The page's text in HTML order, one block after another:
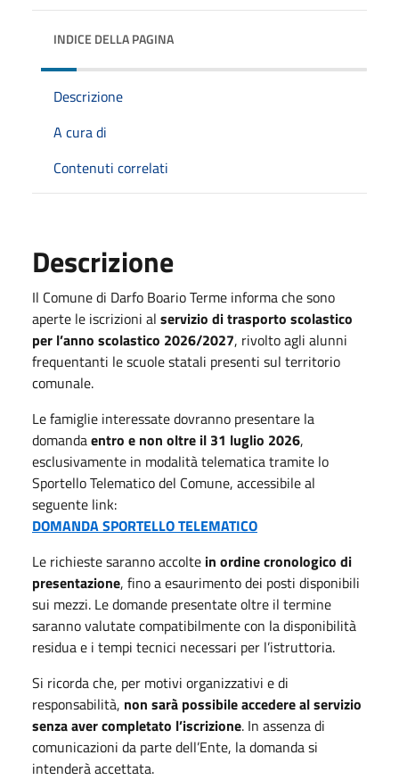
INDICE DELLA PAGINA
Descrizione
A cura di
Contenuti correlati
Descrizione
Il Comune di Darfo Boario Terme informa che sono
aperte le iscrizioni al servizio di trasporto scolastico
per l’anno scolastico 2026/2027, rivolto agli alunni
frequentanti le scuole statali presenti sul territorio
comunale.
Le famiglie interessate dovranno presentare la
domandaentro e non oltre il 31 luglio 2026,
esclusivamente in modalità telematica tramite lo
Sportello Telematico del Comune, accessibile al
seguente link:
DOMANDA SPORTELLO TELEMATICO
Le richieste saranno accolte in ordine cronologico di
presentazione, fino a esaurimento dei posti disponibili
sui mezzi. Le domande presentate oltre il termine
saranno valutate compatibilmente con la disponibilità
residua e i tempi tecnici necessari per l’istruttoria.
Si ricorda che, per motivi organizzativi e di
responsabilità, non sarà possibile accedere al servizio
senza aver completato l’iscrizione. In assenza di
comunicazioni da parte dell’Ente, la domanda si
intenderà accettata.